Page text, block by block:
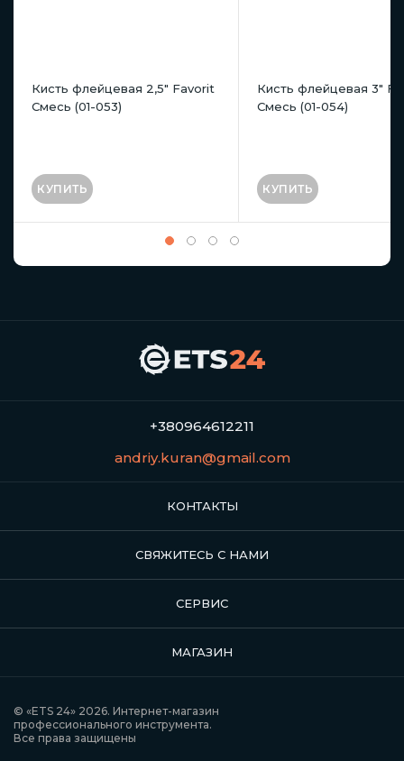
Кисть флейцевая 2,5" Favorit
Смесь (01-053)
КУПИТЬ
Кисть флейцевая 3"
Смесь (01-054)
КУПИТЬ
+380964612211
andriy.kuran@gmail.com
КОНТАКТЫ
СВЯЖИТЕСЬ С НАМИ
СЕРВИС
МАГАЗИН
© «ETS 24» 2026. Интернет-магазин
профессионального инструмента.
Все права защищены